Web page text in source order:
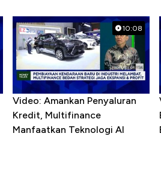
10:08
Video: Amankan Penyaluran
Kredit, Multifinance
Manfaatkan Teknologi AI